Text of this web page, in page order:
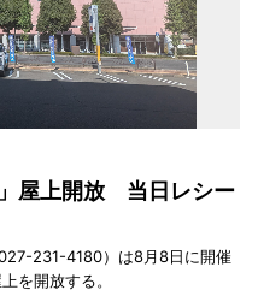
屋上開放 当日レシー
231-4180）は8月8日に開催
を開放する。